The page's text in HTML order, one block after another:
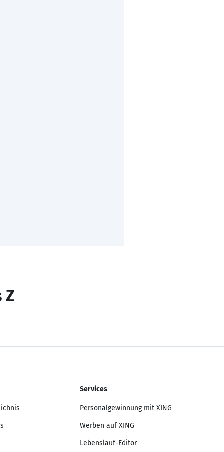
Z
Services
Personalgewinnung mit XING
Werben auf XING
Lebenslauf-Editor